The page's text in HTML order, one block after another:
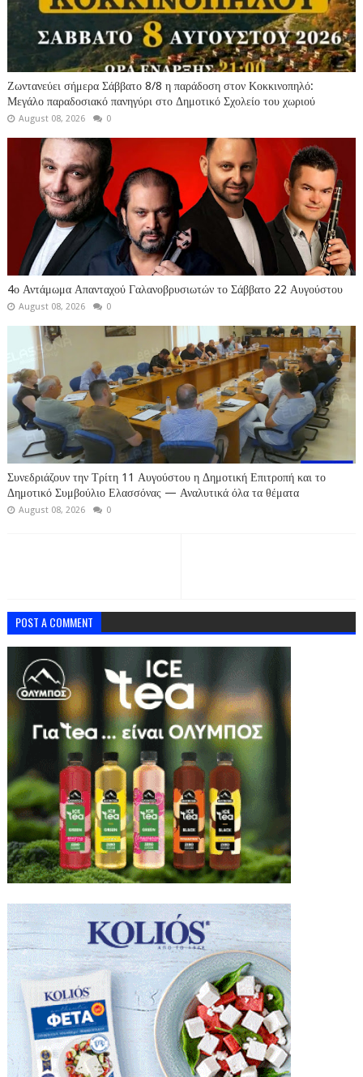
Ζωντανεύει σήμερα Σάββατο 8/8 η παράδοση στον Κοκκινοπηλό:
Μεγάλο παραδοσιακό πανηγύρι στο Δημοτικό Σχολείο του χωριού
August 08, 2026 0
4ο Αντάμωμα Απανταχού Γαλανοβρυσιωτών το Σάββατο 22 Αυγούστου
August 08, 2026 0
Συνεδριάζουν την Τρίτη 11 Αυγούστου η Δημοτική Επιτροπή και το
Δημοτικό Συμβούλιο Ελασσόνας — Αναλυτικά όλα τα θέματα
August 08, 2026 0
POST A COMMENT